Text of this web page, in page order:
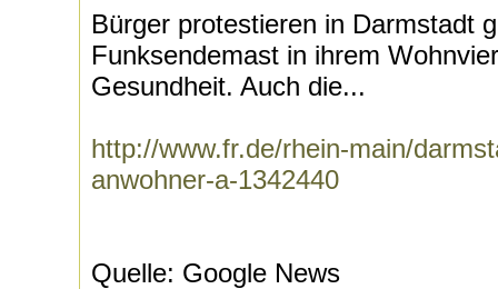
Bürger protestieren in Darmstadt
Funksendemast in ihrem
Gesundheit. Auch die...
http://www.fr.de/rhein-main/
anwohner-a-1342440
Quelle: Google News